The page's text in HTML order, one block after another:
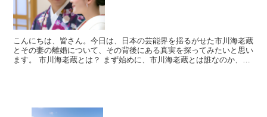
こんにちは、皆さん。今日は、日本の芸能界を揺るがせた市川海老蔵
とその妻の離婚について、その背後にある真実を探ってみたいと思い
ます。 市川海老蔵とは？ まず始めに、市川海老蔵とは誰なのか、簡